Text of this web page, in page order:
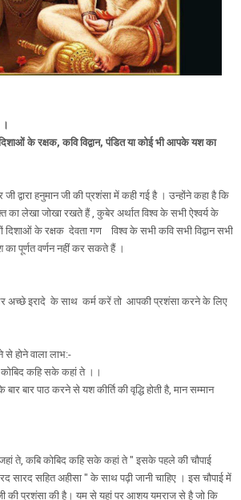
के रक्षक, कवि विद्वान, पंडित या कोई भी आपके यश का
जी द्वारा हनुमान जी की प्रशंसा में कही गई है । उन्होंने कहा है कि
का लेखा जोखा रखते हैं , कुबेर अर्थात विश्व के सभी ऐश्वर्य के
दिशाओं के रक्षक देवता गण विश्व के सभी कवि सभी विद्वान सभी
पूर्णत वर्णन नहीं कर सकते हैं ।
अच्छे इरादे के साथ कर्म करें तो आपकी प्रशंसा करने के लिए
से होने वाला लाभ:-
कहि सके कहां ते ।।
बार पाठ करने से यश कीर्ति की वृद्धि होती है, मान सम्मान
ते, कबि कोबिद कहि सके कहां ते " इसके पहले की चौपाई
सारद सहित अहीसा " के साथ पढ़ी जानी चाहिए । इस चौपाई में
की प्रशंसा की है। यम से यहां पर आशय यमराज से है जो कि